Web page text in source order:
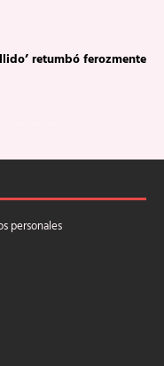
retumbó ferozmente
personales